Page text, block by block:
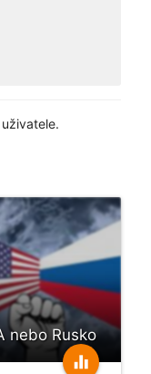
nebo Rusko
equalizer